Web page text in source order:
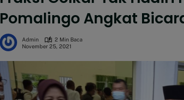
Pomalingo Angkat
Admin
2 Min Baca
November 25, 2021